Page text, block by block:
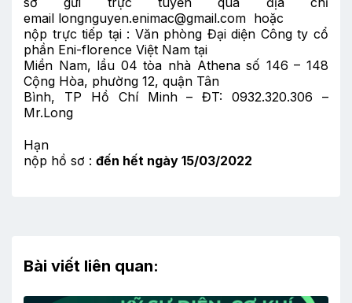
email longnguyen.enimac@gmail.com hoặc
nộp trực tiếp tại : Văn phòng Đại diện Công ty cổ
phần Eni-florence Việt Nam tại
Miền Nam, lầu 04 tòa nhà Athena số 146 – 148
Cộng Hòa, phường 12, quận Tân
Bình, TP Hồ Chí Minh – ĐT: 0932.320.306 –
Mr.Long
Hạn
nộp hồ sơ : đến hết ngày 15/03/2022
Bài viết liên quan: